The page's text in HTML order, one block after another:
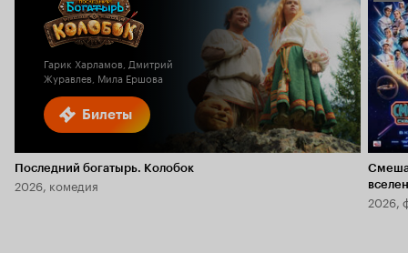
Билеты
Гарик Харламов, Дмитрий
Журавлев, Мила Ершова
Последний богатырь. Колобок
2026, комедия
6.5
2026,